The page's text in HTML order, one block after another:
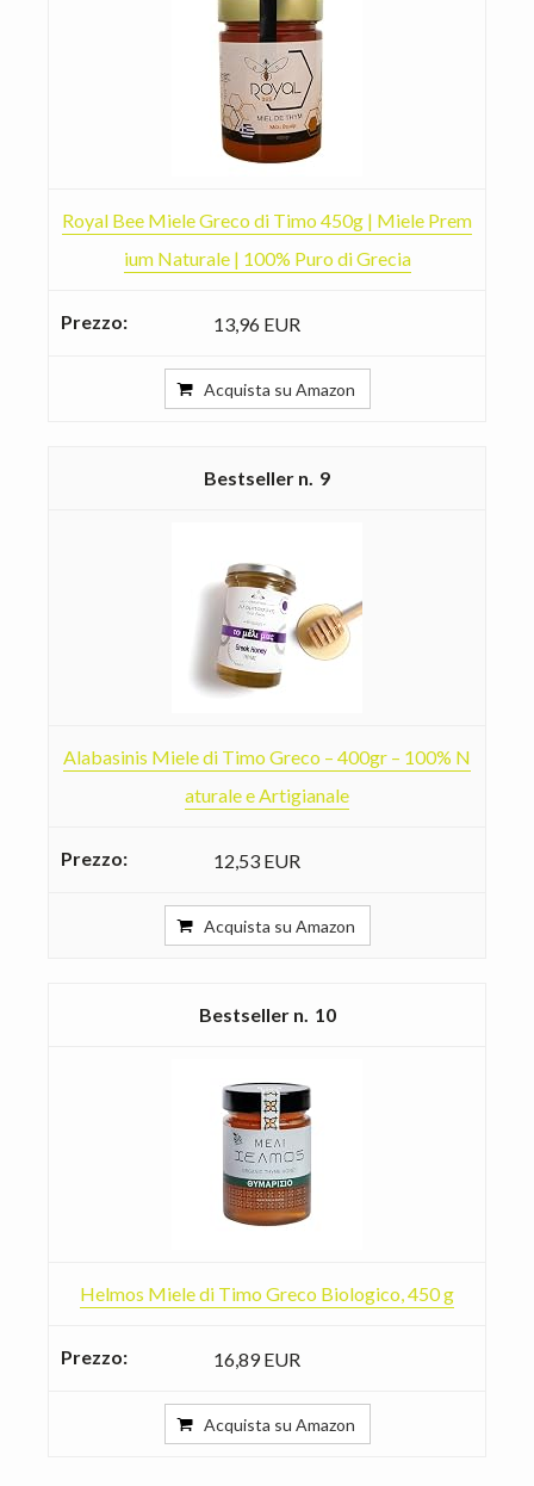
Royal Bee Miele Greco di Timo 450g | Miele Prem
ium Naturale | 100% Puro di Grecia
13,96 EUR
Acquista su Amazon
9
Alabasinis Miele di Timo Greco – 400gr – 100% N
aturale e Artigianale
12,53 EUR
Acquista su Amazon
10
Helmos Miele di Timo Greco Biologico, 450 g
16,89 EUR
Acquista su Amazon